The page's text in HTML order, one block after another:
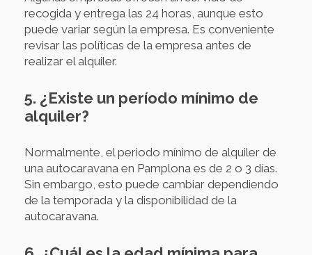
recogida y entrega las 24 horas, aunque esto
puede variar según la empresa. Es conveniente
revisar las políticas de la empresa antes de
realizar el alquiler.
5. ¿Existe un período mínimo de
alquiler?
Normalmente, el periodo mínimo de alquiler de
una autocaravana en Pamplona es de 2 o 3 días.
Sin embargo, esto puede cambiar dependiendo
de la temporada y la disponibilidad de la
autocaravana.